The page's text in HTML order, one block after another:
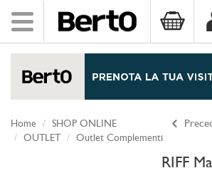
Toggle
navigation
Home
SHOP ONLINE
OUTLET
Outlet Complementi
RIFF